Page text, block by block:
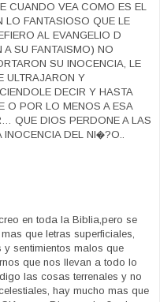
CUANDO VEA COMO ES EL
LO FANTASIOSO QUE LE
AL EVANGELIO D
A SU FANTAISMO) NO
SU INOCENCIA, LE
ULTRAJARON Y
DECIR Y HASTA
O POR LO MENOS A ESA
QUE DIOS PERDONE A LAS
INOCENCIA DEL NI�?O..
en toda la Biblia,pero se
que letras superficiales,
sentimientos malos que
que nos llevan a todo lo
las cosas terrenales y no
hay mucho mas que